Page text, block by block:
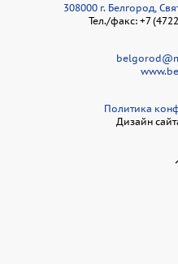
308000 г. Белгород,
Тел./факс: +7
Политика
Дизайн